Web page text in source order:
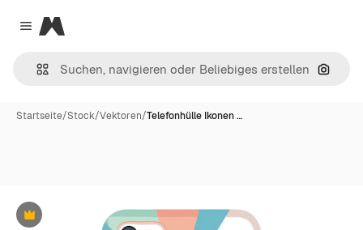
Close menu
Magnific
Nach
Startseite/Stock/Vektoren/Telefonhülle Ikonen …
Premium